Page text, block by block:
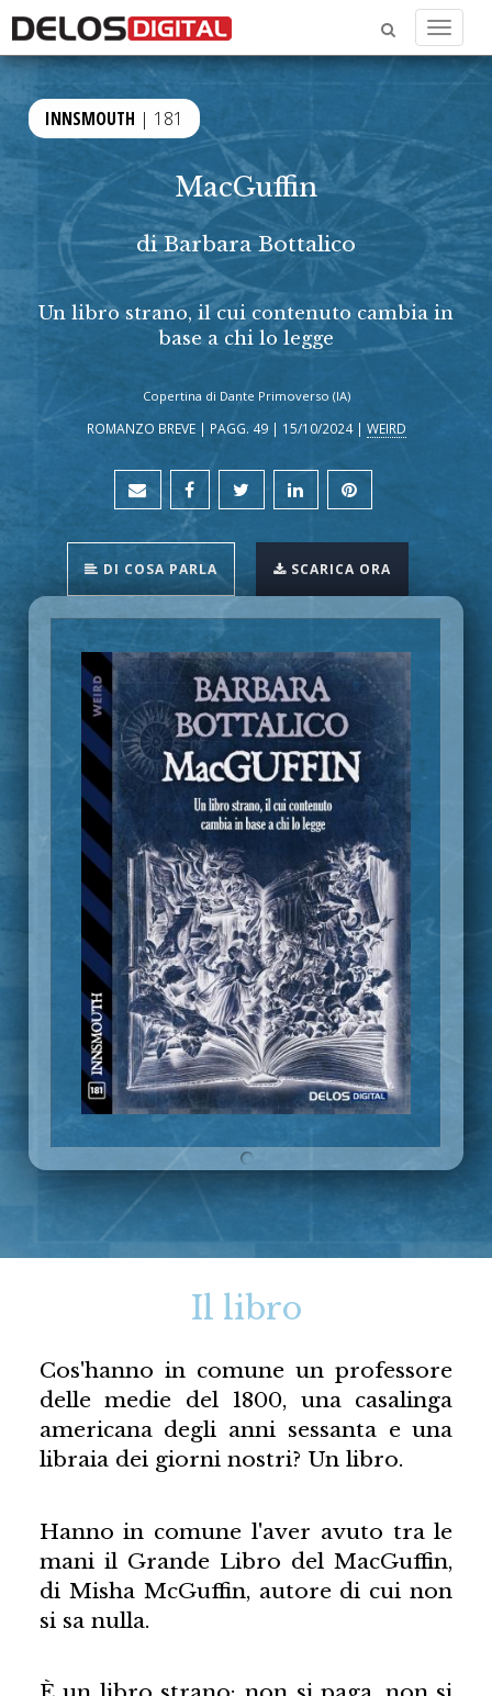
Menu
INNSMOUTH | 181
MacGuffin
diBarbara Bottalico
Un libro strano, il cui contenuto cambia in
base a chi lo legge
Copertina di Dante Primoverso (IA)
ROMANZO BREVE | PAGG. 49 | 15/10/2024 | WEIRD
DI COSA PARLA SCARICA ORA
Il libro
Cos'hanno in comune un professore
delle medie del 1800, una casalinga
americana degli anni sessanta e una
libraia dei giorni nostri? Un libro.
Hanno in comune l'aver avuto tra le
mani il Grande Libro del MacGuffin,
di Misha McGuffin, autore di cui non
si sa nulla.